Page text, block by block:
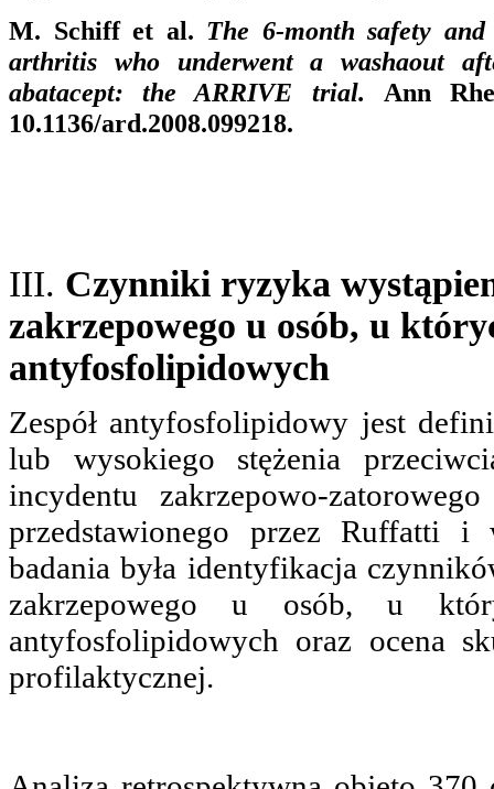
M. Schiff et al. The 6-month safety
arthritis who underwent a washaout
abatacept: the ARRIVE trial. Ann
10.1136/ard.2008.099218.
III. Czynniki ryzyka
zakrzepowego u osób, u
antyfosfolipidowych
Zespół antyfosfolipidowy jest
lub wysokiego stężenia
incydentu zakrzepowo-
przedstawionego przez Ruffatti i
badania była identyfikacja
zakrzepowego u osób, u
antyfosfolipidowych oraz ocena
profilaktycznej.